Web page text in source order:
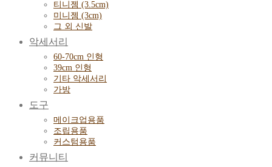
티니젬 (3.5cm)
미니젬 (3cm)
그 외 신발
악세서리
60-70cm 인형
39cm 인형
기타 악세서리
가방
도구
메이크업용품
조립용품
커스텀용품
커뮤니티